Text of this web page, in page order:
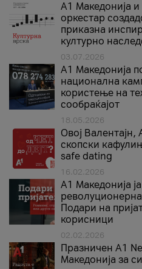
А1 Македонија
оркестар
приказна
културно
03.07.2026
A1 Македонија
национална
користење на
сообраќајот
18.05.2026
Овој Валентајн,
скопски
safe dating
16.02.2026
А1 Македонија
Подари на
корисници
02.02.2026
Празничен A1
Македонија за